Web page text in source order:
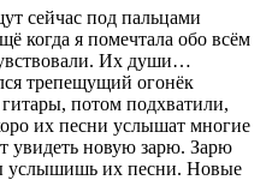
сейчас под пальцами
когда я помечтала обо всём
Их души…
трепещущий огонёк
гитары, потом подхватили,
их песни услышат многие
новую зарю. Зарю
услышишь их песни. Новые